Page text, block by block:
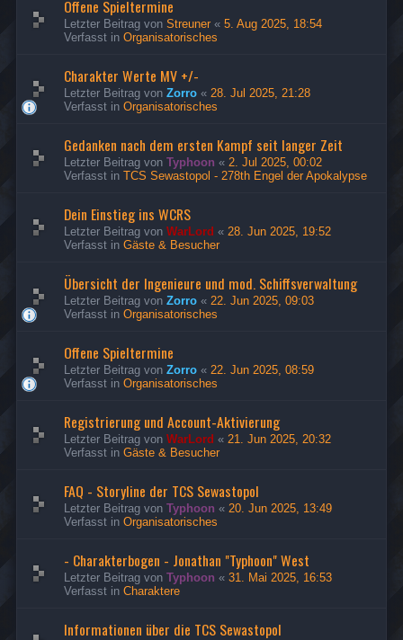
Offene Spieltermine
Letzter Beitrag von Streuner « 5. Aug 2025, 18:54
Verfasst in Organisatorisches
Charakter Werte MV +/-
Letzter Beitrag von Zorro « 28. Jul 2025, 21:28
Verfasst in Organisatorisches
Gedanken nach dem ersten Kampf seit langer Zeit
Letzter Beitrag von Typhoon « 2. Jul 2025, 00:02
Verfasst in TCS Sewastopol - 278th Engel der Apokalypse
Dein Einstieg ins WCRS
Letzter Beitrag von WarLord « 28. Jun 2025, 19:52
Verfasst in Gäste & Besucher
Übersicht der Ingenieure und mod. Schiffsverwaltung
Letzter Beitrag von Zorro « 22. Jun 2025, 09:03
Verfasst in Organisatorisches
Offene Spieltermine
Letzter Beitrag von Zorro « 22. Jun 2025, 08:59
Verfasst in Organisatorisches
Registrierung und Account-Aktivierung
Letzter Beitrag von WarLord « 21. Jun 2025, 20:32
Verfasst in Gäste & Besucher
FAQ - Storyline der TCS Sewastopol
Letzter Beitrag von Typhoon « 20. Jun 2025, 13:49
Verfasst in Organisatorisches
- Charakterbogen - Jonathan "Typhoon" West
Letzter Beitrag von Typhoon « 31. Mai 2025, 16:53
Verfasst in Charaktere
Informationen über die TCS Sewastopol